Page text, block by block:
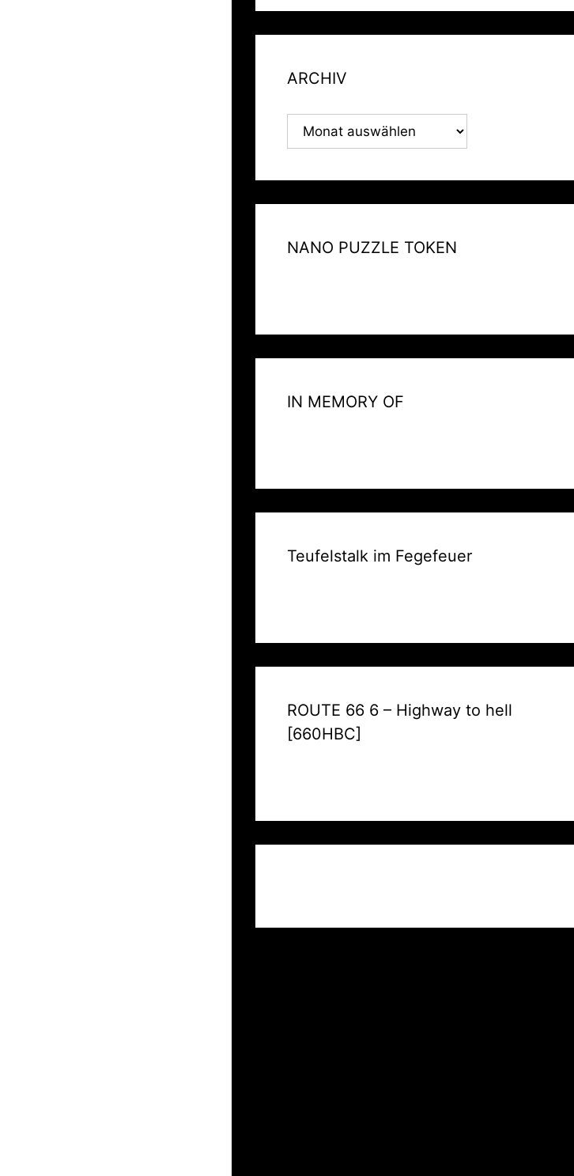
ARCHIV
ARCHIV
NANO PUZZLE TOKEN
IN MEMORY OF
Teufelstalk im Fegefeuer
ROUTE 66 6 – Highway to hell
[660HBC]